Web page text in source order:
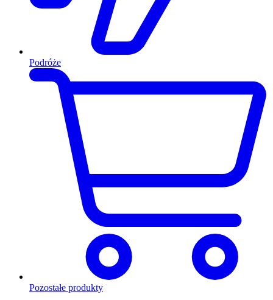
Podróże
Pozostałe produkty